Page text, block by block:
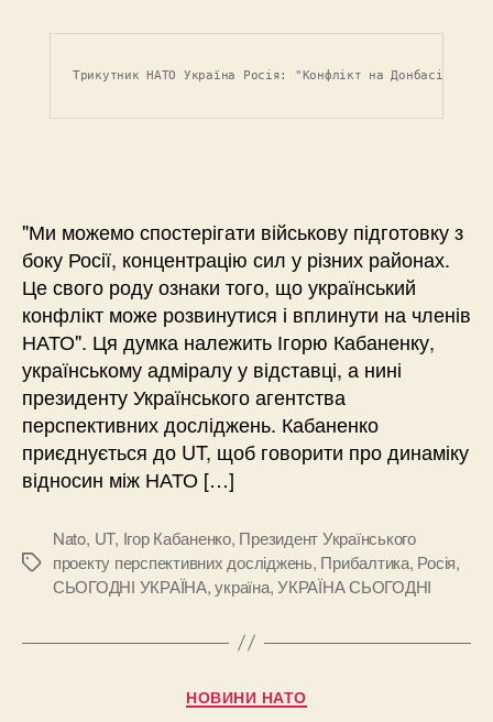
Трикутник НАТО Україна Росія: "Конфлікт на Донбасі може
"Ми можемо спостерігати військову підготовку з
боку Росії, концентрацію сил у різних районах.
Це свого роду ознаки того, що український
конфлікт може розвинутися і вплинути на членів
НАТО". Ця думка належить Ігорю Кабаненку,
українському адміралу у відставці, а нині
президенту Українського агентства
перспективних досліджень. Кабаненко
приєднується до UT, щоб говорити про динаміку
відносин між НАТО […]
Позначки
Nato, UT, Ігор Кабаненко, Президент Українського
проекту перспективних досліджень, Прибалтика, Росія,
СЬОГОДНІ УКРАЇНА,україна,УКРАЇНА СЬОГОДНІ
Категорії
НОВИНИ НАТО